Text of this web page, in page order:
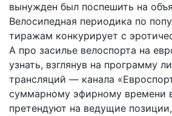
вынужден был поспешить на
Велосипедная периодика по
тиражам конкурирует с
А про засилье велоспорта на
узнать, взглянув на программу
трансляций — канала
суммарному эфирному времени
претендуют на ведущие